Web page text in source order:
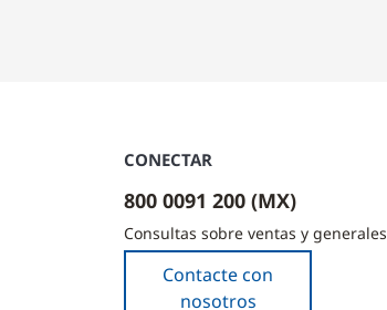
CONECTAR
800 0091 200 (MX)
Consultas sobre ventas y generales
Contacte con
nosotros